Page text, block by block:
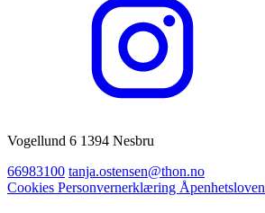
Vogellund 6 1394 Nesbru
66983100 tanja.ostensen@thon.no
Cookies Personvernerklæring Åpenhetsloven